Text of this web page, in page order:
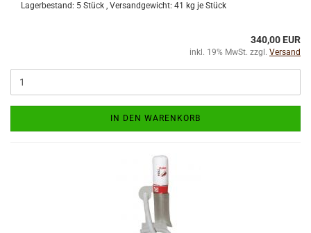
Lagerbestand: 5 Stück , Versandgewicht: 41 kg je Stück
340,00 EUR
inkl. 19% MwSt. zzgl. Versand
IN DEN WARENKORB